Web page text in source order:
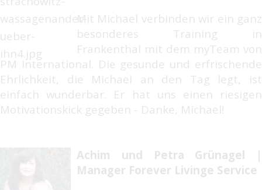
Mit Michael verbinden wir ein ganz
besonderes Training in
Frankenthal mit dem myTeam von
PM International. Die gesunde und erfrischende
Ehrlichkeit, die Michael an den Tag legt, ist
einfach wunderbar. Er hat uns einen riesigen
Motivationskick gegeben - Danke, Michael!
Achim und Petra Grünagel |
Manager Forever Livinge Service